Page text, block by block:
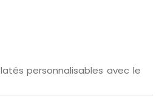
personnalisables avec le